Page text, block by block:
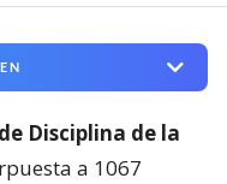
Disciplina de la
a 1067